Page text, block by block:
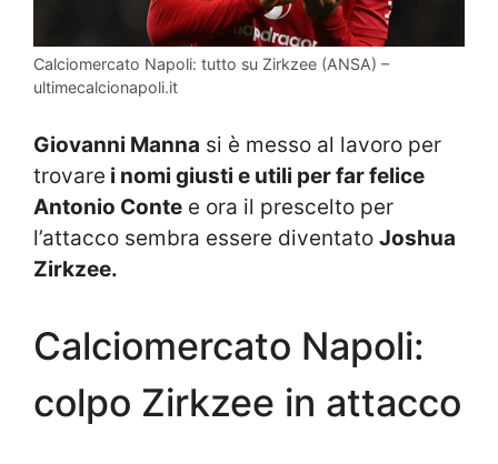
Calciomercato Napoli: tutto su Zirkzee (ANSA) –
ultimecalcionapoli.it
Giovanni Manna si è messo al lavoro per
trovare i nomi giusti e utili per far felice
Antonio Conte e ora il prescelto per
l’attacco sembra essere diventato Joshua
Zirkzee.
Calciomercato Napoli:
colpo Zirkzee in attacco